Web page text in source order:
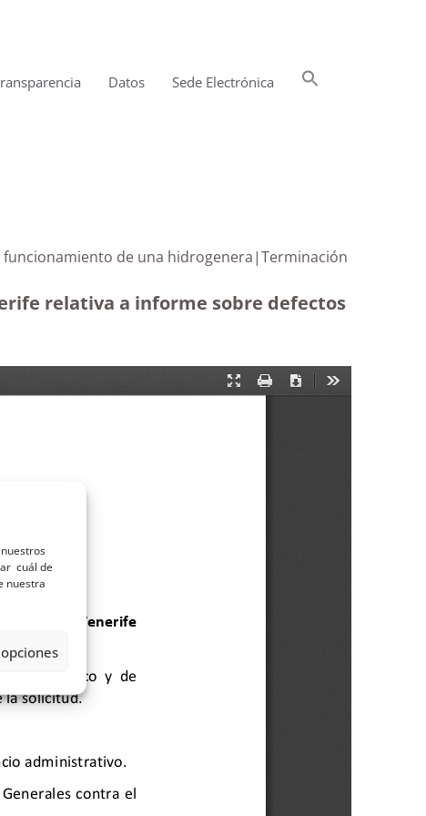
cuál de
nuestra
Datos Sede Electrónica
funcionamiento de una hidrogenera|Terminación
relativa a informe sobre defectos